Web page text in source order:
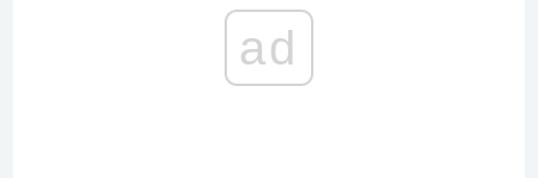
ad